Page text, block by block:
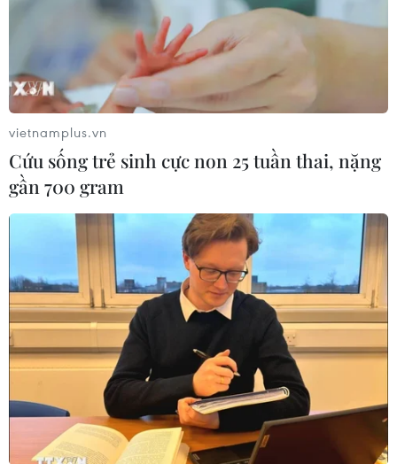
TIN CÙNG CHUYÊN MỤC
Lâm Đồng: Mưa lớn gây sạt lở đèo
Con Ó, cây đổ trên đèo Bảo Lộc
vietnamplus.vn
Cứu sống trẻ sinh cực non 25 tuần thai, nặng
gần 700 gram